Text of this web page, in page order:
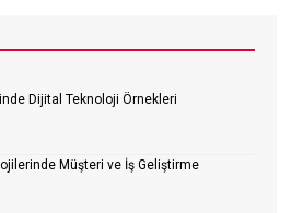
Dijital Teknoloji Örnekleri
Müşteri ve İş Geliştirme